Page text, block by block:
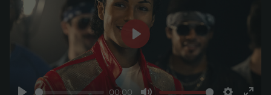
00:00
Play